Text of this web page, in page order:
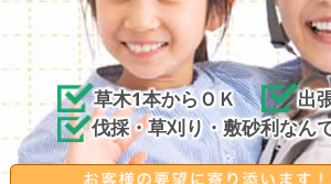
草木1本からＯＫ
出
伐採・草刈り・敷砂利なん